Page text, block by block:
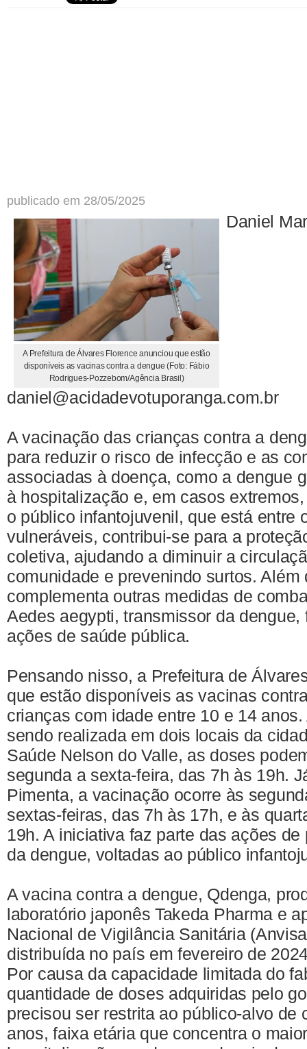
publicado em 28/05/2025
A Prefeitura de Álvares Florence anunciou que estão
disponíveis as vacinas contra a dengue (Foto: Fábio
Rodrigues-Pozzebom/Agência Brasil)
Daniel
daniel@acidadevotuporanga.com.br
A vacinação das crianças contra a
para reduzir o risco de infecção e as
associadas à doença, como a dengue
à hospitalização e, em casos
o público infantojuvenil, que está entre
vulneráveis, contribui-se para a
coletiva, ajudando a diminuir a
comunidade e prevenindo surtos. Além
complementa outras medidas de
Aedes aegypti, transmissor da dengue,
ações de saúde pública.
Pensando nisso, a Prefeitura de
que estão disponíveis as vacinas
crianças com idade entre 10 e 14
sendo realizada em dois locais da
Saúde Nelson do Valle, as doses
segunda a sexta-feira, das 7h às 19h.
Pimenta, a vacinação ocorre às
sextas-feiras, das 7h às 17h, e às
19h. A iniciativa faz parte das ações
da dengue, voltadas ao público
A vacina contra a dengue, Qdenga,
laboratório japonês Takeda Pharma e
Nacional de Vigilância Sanitária
distribuída no país em fevereiro de
Por causa da capacidade limitada do
quantidade de doses adquiridas pelo
precisou ser restrita ao público-alvo de
anos, faixa etária que concentra o